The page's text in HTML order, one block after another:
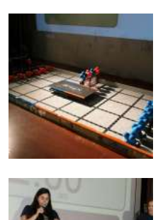
Υδρόγειος
Υδρόγειος